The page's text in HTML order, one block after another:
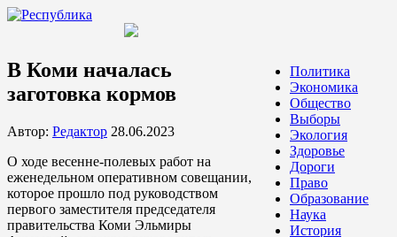
Политика
Экономика
Общество
Выборы
Экология
Здоровье
Дороги
Право
Образование
Наука
История
В Коми началась
заготовка кормов
Автор: Редактор 28.06.2023
О ходе весенне-полевых работ на
еженедельном оперативном совещании,
которое прошло под руководством
первого заместителя председателя
правительства Коми Эльмиры